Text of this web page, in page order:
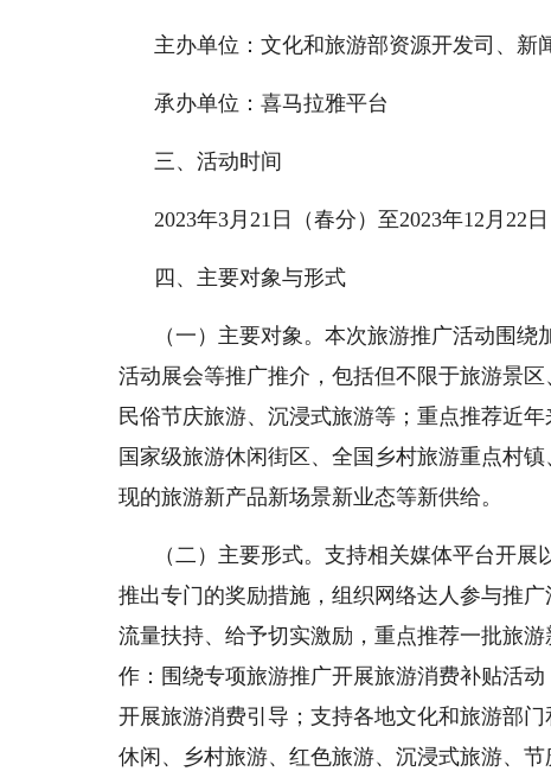
主办单位：文化和旅游部资源开发司、新
承办单位：喜马拉雅平台
三、活动时间
2023年3月21日（春分）至2023年12月22日
四、主要对象与形式
（一）主要对象。本次旅游推广活动围
活动展会等推广推介，包括但不限于旅游景
民俗节庆旅游、沉浸式旅游等；重点推荐近
国家级旅游休闲街区、全国乡村旅游重点村
现的旅游新产品新场景新业态等新供给。
（二）主要形式。支持相关媒体平台开
推出专门的奖励措施，组织网络达人参与推
流量扶持、给予切实激励，重点推荐一批旅
作：围绕专项旅游推广开展旅游消费补贴活
开展旅游消费引导；支持各地文化和旅游部
休闲、乡村旅游、红色旅游、沉浸式旅游、